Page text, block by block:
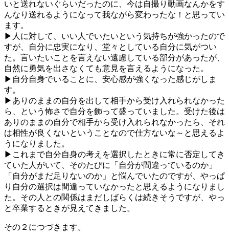
いと送れないぐらいだったのに、今は自撮り動画なんかをす
んなり送れるようになって我ながら変わったな！と思ってい
ます。
▶人に対して、いい人でいたいという気持ちが強かったので
すが、自分に忠実になり、堂々としている自分に気がつい
た。言いたいことを言えない遠慮している部分があったが、
自然に勇気を出さなくても意見を言えるようになった。
▶自分自身でいることに、安心感が強くなった感じがしま
す。
▶ありのままの自分を出して相手から受け入れられなかった
ら、という怖さで自分を飾って盛っていました。受けた後は
ありのままの自分で相手から受け入れられなかったら、それ
は相性が良くないということなので仕方ないな～と思えるよ
うになりました。
▶これまで自分自身の考えを選択したときに常に否定してき
ていた人がいて、そのたびに「自分が間違っているのか」
「自分がまだ足りないのか」と悩んでいたのですが、やっぱ
り自分の選択は間違っていなかったと思えるようになりまし
た。その人との関係はまだしばらくは続きそうですが、やっ
と卒業するときが見えてきました。
その２につづきます。